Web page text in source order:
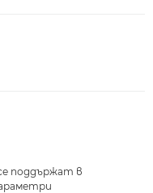
поддържат в